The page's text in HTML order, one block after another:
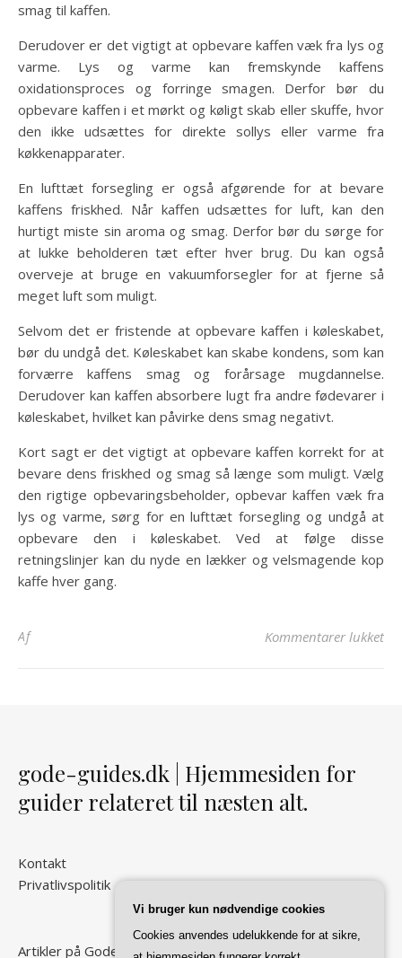
smag til kaffen.
Derudover er det vigtigt at opbevare kaffen væk fra lys og
varme. Lys og varme kan fremskynde kaffens
oxidationsproces og forringe smagen. Derfor bør du
opbevare kaffen i et mørkt og køligt skab eller skuffe, hvor
den ikke udsættes for direkte sollys eller varme fra
køkkenapparater.
En lufttæt forsegling er også afgørende for at bevare
kaffens friskhed. Når kaffen udsættes for luft, kan den
hurtigt miste sin aroma og smag. Derfor bør du sørge for
at lukke beholderen tæt efter hver brug. Du kan også
overveje at bruge en vakuumforsegler for at fjerne så
meget luft som muligt.
Selvom det er fristende at opbevare kaffen i køleskabet,
bør du undgå det. Køleskabet kan skabe kondens, som kan
forværre kaffens smag og forårsage mugdannelse.
Derudover kan kaffen absorbere lugt fra andre fødevarer i
køleskabet, hvilket kan påvirke dens smag negativt.
Kort sagt er det vigtigt at opbevare kaffen korrekt for at
bevare dens friskhed og smag så længe som muligt. Vælg
den rigtige opbevaringsbeholder, opbevar kaffen væk fra
lys og varme, sørg for en lufttæt forsegling og undgå at
opbevare den i køleskabet. Ved at følge disse
retningslinjer kan du nyde en lækker og velsmagende kop
kaffe hver gang.
Af Kommentarer lukkettil
gode-guides.dk | Hjemmesiden for
guider relateret til næsten alt.
Kontakt
Privatlivspolitik
Artikler på Gode Guides
Vi bruger kun nødvendige cookies
Cookies anvendes udelukkende for at sikre,